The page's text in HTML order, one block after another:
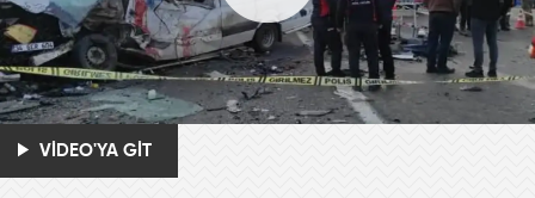
VİDEO'YA GİT